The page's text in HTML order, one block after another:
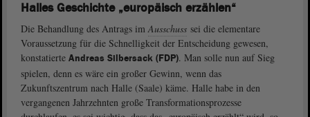
Halles Geschichte „europäisch erzählen“
Die Behandlung des Antrags imAusschuss sei die elementare
Voraussetzung für die Schnelligkeit der Entscheidung gewesen,
konstatierte Andreas Silbersack (FDP). Man solle nun auf Sieg
spielen, denn es wäre ein großer Gewinn, wenn das
Zukunftszentrum nach Halle (Saale) käme. Halle habe in den
vergangenen Jahrzehnten große Transformationsprozesse